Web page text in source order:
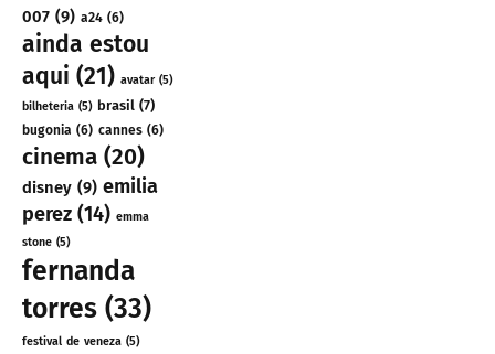
007 (9) a24 (6)
ainda estou
aqui (21) avatar(5)
bilheteria (5) brasil (7)
bugonia (6) cannes (6)
cinema (20)
disney (9) emilia
perez (14) emma
stone (5)
fernanda
torres (33)
festival de veneza (5)